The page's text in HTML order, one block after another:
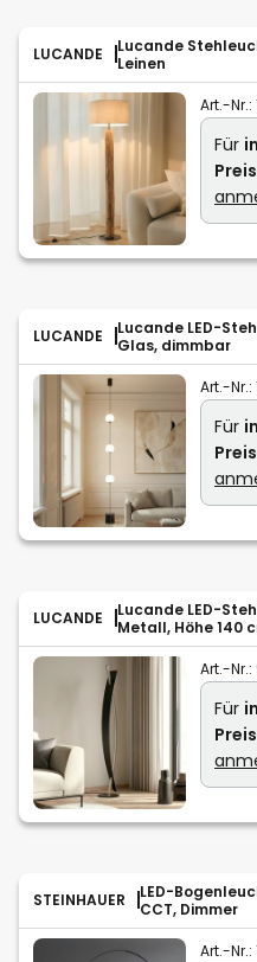
LUCANDE
Lucande
Leinen
Art.-Nr.:
Für
LUCANDE
Lucande LED-
Glas, dimmbar
Art.-Nr.:
Für
LUCANDE
Lucande LED-
Metall, Höhe 140
Art.-Nr.:
Für
STEINHAUER
LED-
CCT, Dimmer
Art.-Nr.: